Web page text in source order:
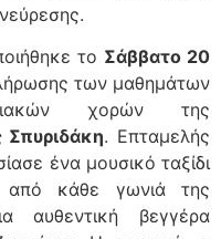
το Σάββατο 20
των μαθημάτων
χορών της
Σπυριδάκη. Επταμελής
ένα μουσικό ταξίδι
από κάθε γωνιά της
αυθεντική βεγγέρα